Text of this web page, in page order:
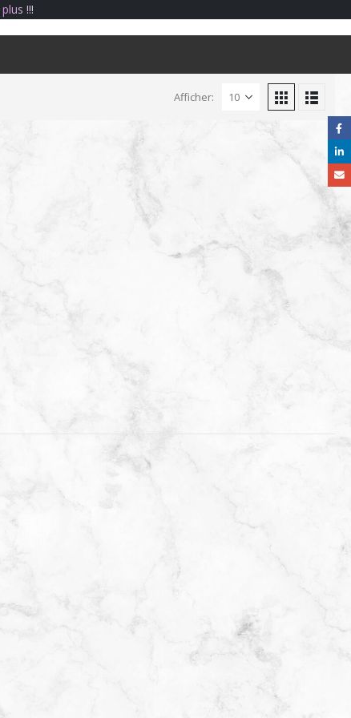
plus !!!
Afficher: